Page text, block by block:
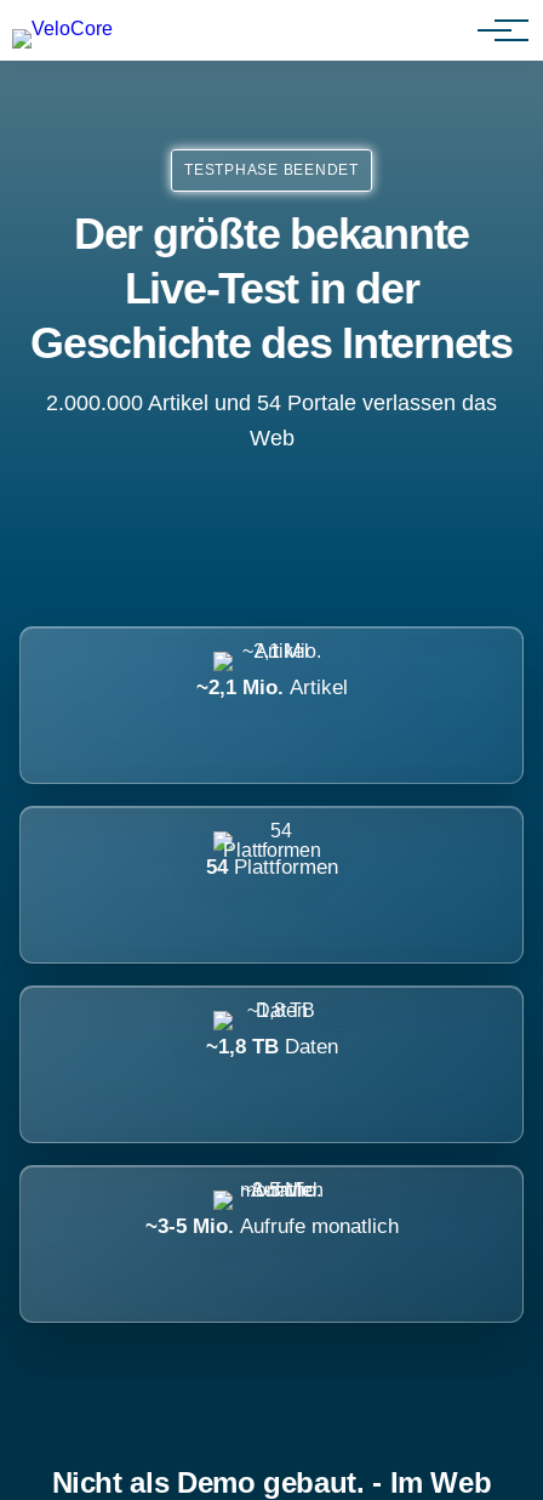
Partnerprogramm
TESTPHASE BEENDET
Der größte bekannte
Live-Test in der
Geschichte des Internets
2.000.000 Artikel und 54 Portale verlassen das
Web
~2,1 Mio. Artikel
54 Plattformen
~1,8 TB Daten
~3-5 Mio. Aufrufe monatlich
Nicht als Demo gebaut. - Im Web